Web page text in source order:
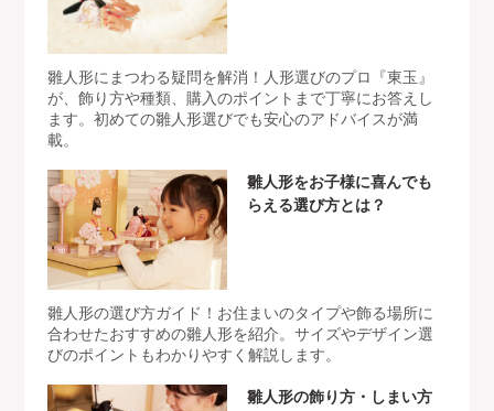
雛人形にまつわる疑問を解消！人形選びのプロ『東玉』
が、飾り方や種類、購入のポイントまで丁寧にお答えし
ます。初めての雛人形選びでも安心のアドバイスが満
載。
雛人形をお子様に喜んでも
らえる選び方とは？
雛人形の選び方ガイド！お住まいのタイプや飾る場所に
合わせたおすすめの雛人形を紹介。サイズやデザイン選
びのポイントもわかりやすく解説します。
雛人形の飾り方・しまい方